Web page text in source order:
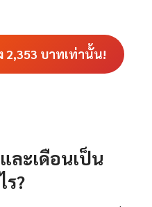
2,353 บาทเท่านั้น!
ละเดือนเป็น
?